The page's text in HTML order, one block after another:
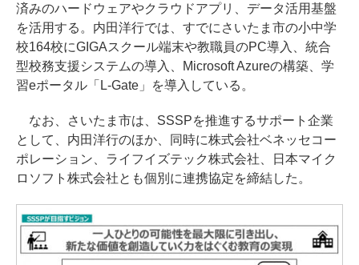
済みのハードウェアやクラウドアプリ、データ活用基盤
を活用する。内田洋行では、すでにさいたま市の小中学
校164校にGIGAスクール端末や教職員のPC導入、統合
型校務支援システムの導入、Microsoft Azureの構築、学
習eポータル「L-Gate」を導入している。
なお、さいたま市は、SSSPを推進するサポート企業
として、内田洋行のほか、同時に株式会社ベネッセコー
ポレーション、ライフイズテック株式会社、日本マイク
ロソフト株式会社とも個別に連携協定を締結した。